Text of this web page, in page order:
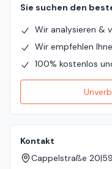
Sie suchen den
Wir analysieren &
Wir empfehlen
100% kostenlos
Kontakt
Cappelstraße 20|